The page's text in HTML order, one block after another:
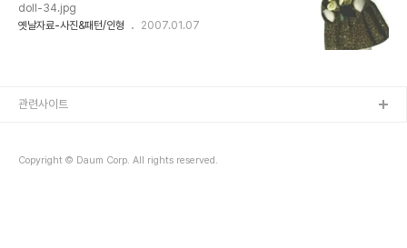
doll-34.jpg
옛날자료-사진&패턴/인형
2007.01.07
Copyright © Daum Corp. All rights reserved.
관련사이트